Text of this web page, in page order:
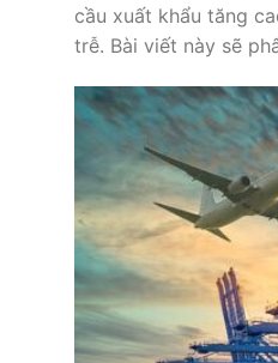
cầu xuất khẩu tăng
trễ. Bài viết này sẽ